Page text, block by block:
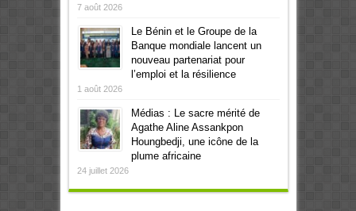
7 août 2026
Le Bénin et le Groupe de la
Banque mondiale lancent un
nouveau partenariat pour
l’emploi et la résilience
1 août 2026
Médias : Le sacre mérité de
Agathe Aline Assankpon
Houngbedji, une icône de la
plume africaine
24 juillet 2026